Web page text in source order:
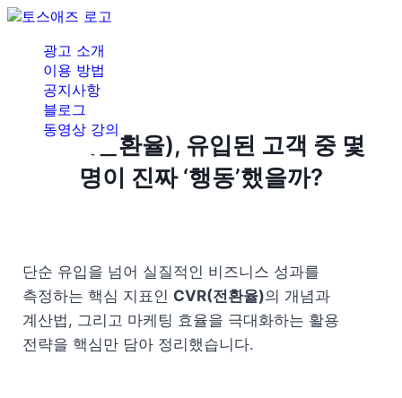
광고 소개
이용 방법
공지사항
블로그
동영상 강의
CVR(전환율), 유입된 고객 중 몇
명이 진짜 ‘행동’했을까?
단순 유입을 넘어 실질적인 비즈니스 성과를
측정하는 핵심 지표인 CVR(전환율)의 개념과
계산법, 그리고 마케팅 효율을 극대화하는 활용
전략을 핵심만 담아 정리했습니다.